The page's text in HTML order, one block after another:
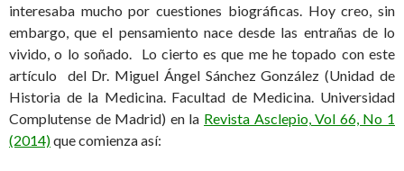
interesaba mucho por cuestiones biográficas. Hoy creo, sin
embargo, que el pensamiento nace desde las entrañas de lo
vivido, o lo soñado. Lo cierto es que me he topado con este
artículo del Dr. Miguel Ángel Sánchez González (Unidad de
Historia de la Medicina. Facultad de Medicina. Universidad
Complutense de Madrid) en la Revista Asclepio, Vol 66, No 1
(2014)que comienza así: